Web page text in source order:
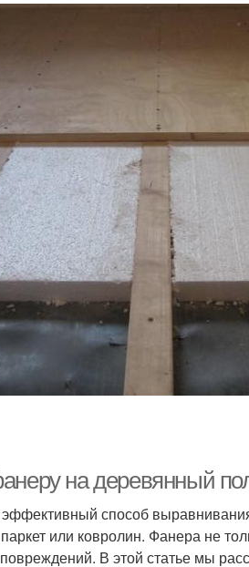
на деревянный
способ
или ковролин. Фанера не
В этой статье мы